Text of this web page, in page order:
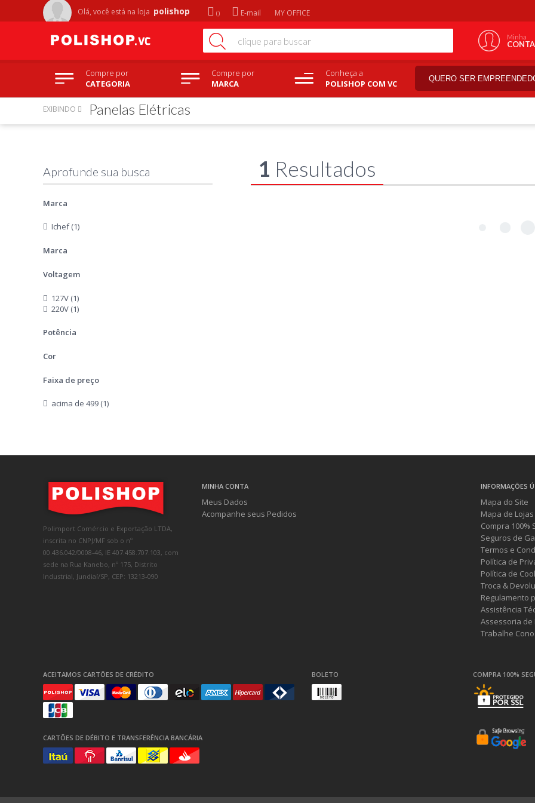
Olá, você está na loja polishop E-mail MY OFFICE
Minha
CONTA
Compre por
CATEGORIA
Compre por
MARCA
Conheça a
POLISHOP COM VC
QUERO SER
Marca
Ichef (1)
Marca
Voltagem
127V (1)
220V (1)
Potência
Cor
Faixa de preço
acima de 499 (1)
EXIBINDO Panelas Elétricas
1 Resultados
Polimport Comércio e Exportação LTDA,
inscrita no CNPJ/MF sob o nº
00.436.042/0008-46, IE 407.458.707.103, com
sede na Rua Kanebo, nº 175, Distrito
Industrial, Jundiaí/SP, CEP: 13213-090
MINHA CONTA
Meus Dados
Acompanhe seus Pedidos
INFORMAÇÕES
Mapa do Site
Mapa de Lojas
Compra 100%
Seguros de
Termos e
Política de
Política de
Troca &
Regulamento
Assistência
Assessoria de
Trabalhe
ACEITAMOS CARTÕES DE CRÉDITO
CARTÕES DE DÉBITO E TRANSFERÊNCIA BANCÁRIA
BOLETO COMPRA 100%